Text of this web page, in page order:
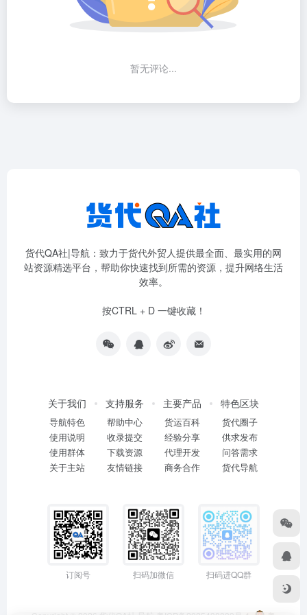
暂无评论...
货代QA社|导航：致力于货代外贸人提供最全面、最实用的网
站资源精选平台，帮助你快速找到所需的资源，提升网络生活
效率。
按CTRL + D 一键收藏！
关于我们
导航特色
使用说明
使用群体
关于主站
支持服务
帮助中心
收录提交
下载资源
友情链接
主要产品
货运百科
经验分享
代理开发
商务合作
特色区块
货代圈子
供求发布
问答需求
货代导航
订阅号 扫码加微信 扫码进QQ群